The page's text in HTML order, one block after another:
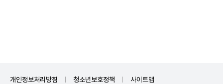
개인정보처리방침 청소년보호정책 사이트맵